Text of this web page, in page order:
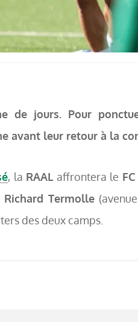
de jours. Pour
avant leur retour à la
, la RAAL affrontera le
Richard Termolle
des deux camps.